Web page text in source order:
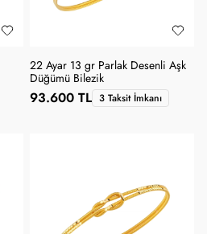
22 Ayar 13 gr Parlak Desenli Aşk
Düğümü Bilezik
93.600 TL 3 Taksit İmkanı